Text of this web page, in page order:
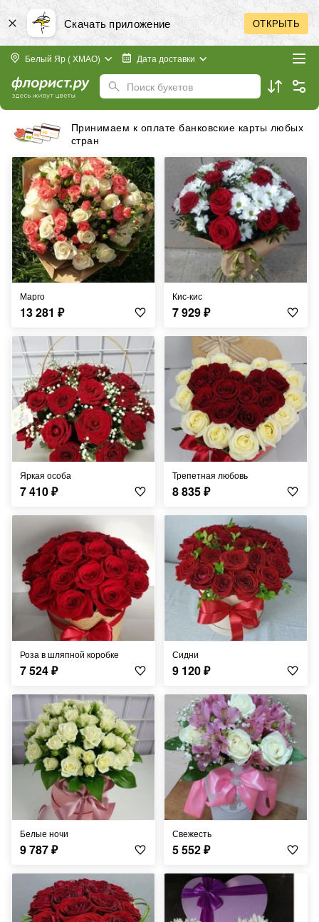
Скачать приложение ОТКРЫТЬ
Белый Яр ( ХМАО) Дата доставки
Поиск букетов
Принимаем к оплате банковские карты любых
стран
Марго
13 281 ₽
Кис-кис
7 929₽
Яркая особа
7 410₽
Трепетная любовь
8 835₽
Роза в шляпной коробке
7 524₽
Сидни
9 120₽
Белые ночи
9 787₽
Свежесть
5 552₽